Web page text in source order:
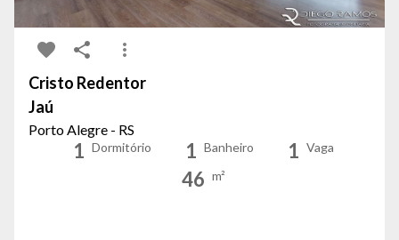
Cristo Redentor
Jaú
Porto Alegre - RS
1 Dormitório 1 Banheiro 1 Vaga
46 m²